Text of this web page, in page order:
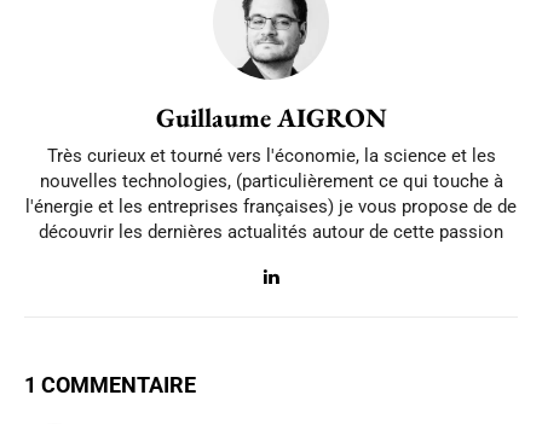
Guillaume AIGRON
Très curieux et tourné vers l'économie, la science et les
nouvelles technologies, (particulièrement ce qui touche à
l'énergie et les entreprises françaises) je vous propose de de
découvrir les dernières actualités autour de cette passion
1 COMMENTAIRE